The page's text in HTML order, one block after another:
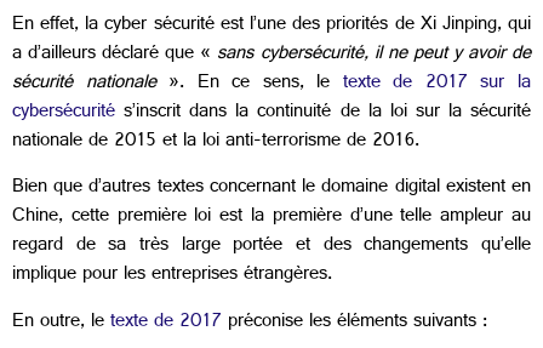
En effet, la cyber sécurité est l’une des priorités de Xi Jinping, qui
a d’ailleurs déclaré que « sans cybersécurité, il ne peut y avoir de
sécurité nationale». En ce sens, le texte de 2017 sur la
cybersécurité s’inscrit dans la continuité de la loi sur la sécurité
nationale de 2015 et la loi anti-terrorisme de 2016.
Bien que d’autres textes concernant le domaine digital existent en
Chine, cette première loi est la première d’une telle ampleur au
regard de sa très large portée et des changements qu’elle
implique pour les entreprises étrangères.
En outre, letexte de 2017 préconise les éléments suivants :